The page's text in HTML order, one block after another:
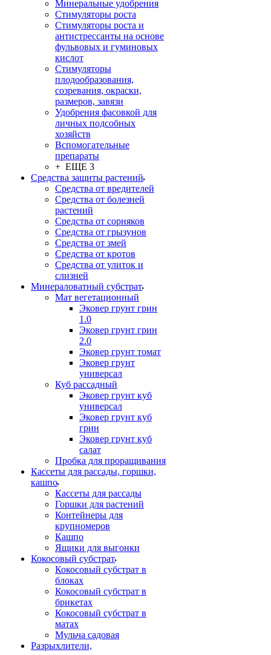
Минеральные удобрения
Стимуляторы роста
Стимуляторы роста и
антистрессанты на основе
фульвовых и гуминовых
кислот
Стимуляторы
плодообразования,
созревания, окраски,
размеров, завязи
Удобрения фасовкой для
личных подсобных
хозяйств
Вспомогательные
препараты
+ ЕЩЕ 3
Средства защиты растений
Средства от вредителей
Средства от болезней
растений
Средства от сорняков
Средства от грызунов
Средства от змей
Средства от кротов
Средства от улиток и
слизней
Минераловатный субстрат
Мат вегетационный
Эковер грунт грин
1.0
Эковер грунт грин
2.0
Эковер грунт томат
Эковер грунт
универсал
Куб рассадный
Эковер грунт куб
универсал
Эковер грунт куб
грин
Эковер грунт куб
салат
Пробка для проращивания
Кассеты для рассады, горшки,
кашпо
Кассеты для рассады
Горшки для растений
Контейнеры для
крупномеров
Кашпо
Ящики для выгонки
Кокосовый субстрат
Кокосовый субстрат в
блоках
Кокосовый субстрат в
брикетах
Кокосовый субстрат в
матах
Мульча садовая
Разрыхлители,